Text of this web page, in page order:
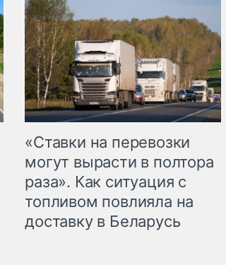
«Ставки на перевозки
могут вырасти в полтора
раза». Как ситуация с
топливом повлияла на
доставку в Беларусь